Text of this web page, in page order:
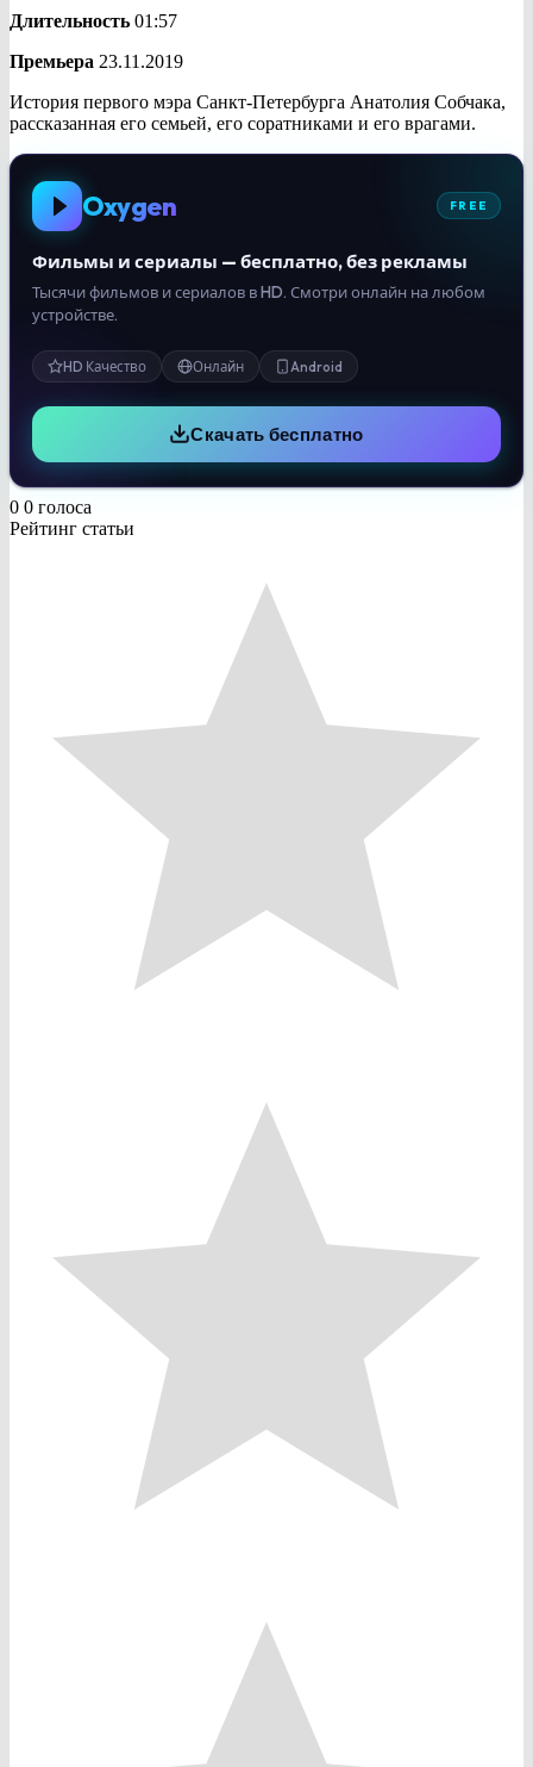
Длительность 01:57
Премьера 23.11.2019
История первого мэра Санкт-Петербурга Анатолия Собчака,
рассказанная его семьей, его соратниками и его врагами.
Oxygen FREE
Фильмы и сериалы — бесплатно, без рекламы
Тысячи фильмов и сериалов в HD. Смотри онлайн на любом
устройстве.
HD Качество Онлайн Android
Скачать бесплатно
0 0 голоса
Рейтинг статьи